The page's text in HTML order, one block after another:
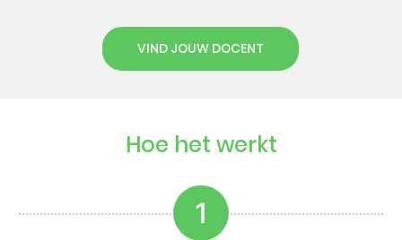
VIND JOUW DOCENT
Hoe het werkt
1